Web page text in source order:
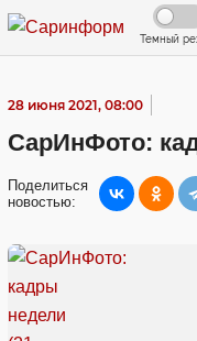
Темный
28 июня 2021, 08:00
СарИнФото:
Поделиться
новостью: